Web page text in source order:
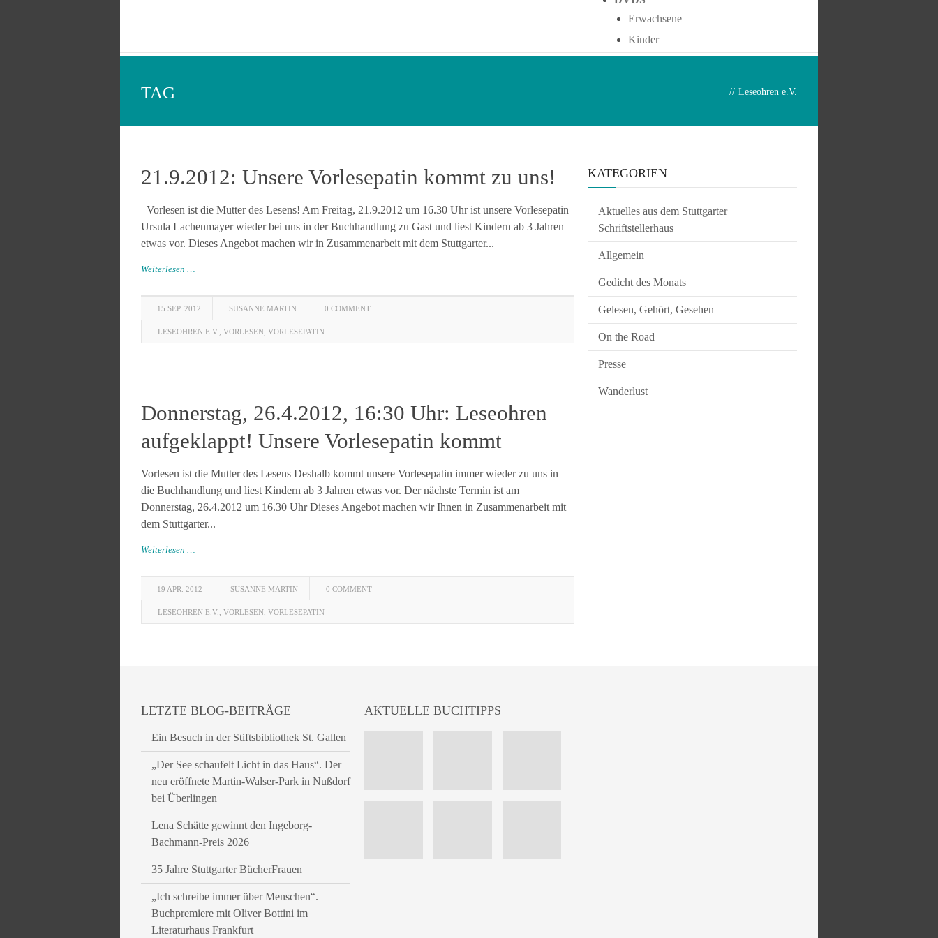
Erwachsene
Kinder
TAG // Leseohren e.V.
21.9.2012: Unsere Vorlesepatin kommt zu uns!
Vorlesen ist die Mutter des Lesens! Am Freitag, 21.9.2012 um 16.30 Uhr ist unsere Vorlesepatin
Ursula Lachenmayer wieder bei uns in der Buchhandlung zu Gast und liest Kindern ab 3 Jahren
etwas vor. Dieses Angebot machen wir in Zusammenarbeit mit dem Stuttgarter...
Weiterlesen …
15 SEP. 2012 SUSANNE MARTIN 0 COMMENT
LESEOHREN E.V. VORLESEN VORLESEPATIN
Donnerstag, 26.4.2012, 16:30 Uhr: Leseohren
aufgeklappt! Unsere Vorlesepatin kommt
Vorlesen ist die Mutter des Lesens Deshalb kommt unsere Vorlesepatin immer wieder zu uns in
die Buchhandlung und liest Kindern ab 3 Jahren etwas vor. Der nächste Termin ist am
Donnerstag, 26.4.2012 um 16.30 Uhr Dieses Angebot machen wir Ihnen in Zusammenarbeit mit
dem Stuttgarter...
Weiterlesen …
19 APR. 2012 SUSANNE MARTIN 0 COMMENT
LESEOHREN E.V. VORLESEN VORLESEPATIN
KATEGORIEN
Aktuelles aus dem Stuttgarter
Schriftstellerhaus
Allgemein
Gedicht des Monats
Gelesen, Gehört, Gesehen
On the Road
Presse
Wanderlust
LETZTE BLOG-BEITRÄGE
Ein Besuch in der Stiftsbibliothek St. Gallen
„Der See schaufelt Licht in das Haus“. Der
neu eröffnete Martin-Walser-Park in Nußdorf
bei Überlingen
Lena Schätte gewinnt den Ingeborg-
Bachmann-Preis 2026
35 Jahre Stuttgarter BücherFrauen
„Ich schreibe immer über Menschen“.
Buchpremiere mit Oliver Bottini im
Literaturhaus Frankfurt
AKTUELLE BUCHTIPPS